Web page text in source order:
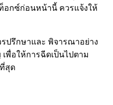
อกซ์ก่อนหน้านี้ ควรแจ้งให้
ปรึกษาและ พิจารณาอย่าง
พื่อให้การฉีดเป็นไปตาม
สุด